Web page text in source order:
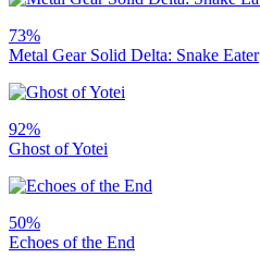
73%
Metal Gear Solid Delta: Snake Eater
92%
Ghost of Yotei
50%
Echoes of the End